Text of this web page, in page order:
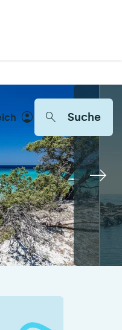
Suche